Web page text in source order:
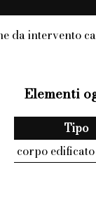
da intervento
Elementi
Tipo
corpo edificato